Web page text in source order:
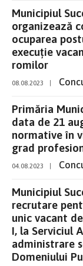
Municipiul
organizează
ocuparea
execuție
romilor
08.08.2023
Primăria
data de 21
normative în
grad
04.08.2023
Municipiul
recrutare
unic vacant
I, la Serviciul
administrare
Domeniului